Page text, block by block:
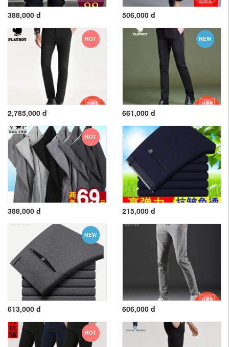
388,000 đ 506,000 đ
HOT
2,785,000 đ
NEW
661,000 đ
HOT
388,000 đ 215,000 đ
NEW
613,000 đ 606,000 đ
HOT